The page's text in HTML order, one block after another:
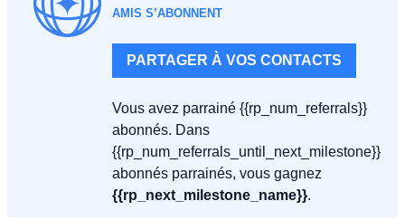
AMIS S’ABONNENT
PARTAGER À VOS CONTACTS
Vous avez parrainé {{rp_num_referrals}}
abonnés. Dans
{{rp_num_referrals_until_next_milestone}}
{{rp_next_milestone_name}}.